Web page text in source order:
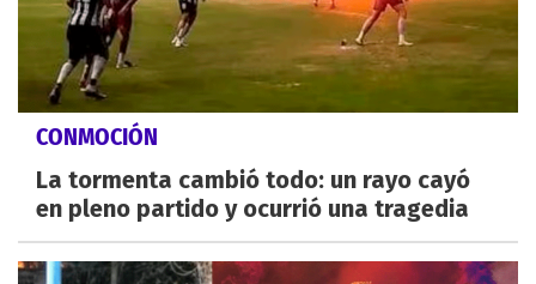
CONMOCIÓN
La tormenta cambió todo: un rayo cayó
en pleno partido y ocurrió una tragedia